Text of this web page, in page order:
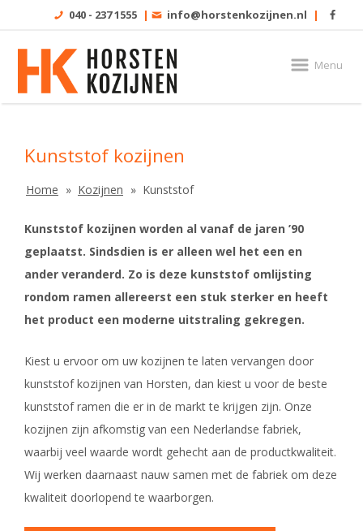
040 - 237 1555 | info@horstenkozijnen.nl |
Menu
Kunststof kozijnen
Home Kozijnen Kunststof
Kunststof kozijnen worden al vanaf de jaren ’90
geplaatst. Sindsdien is er alleen wel het een en
ander veranderd. Zo is deze kunststof omlijsting
rondom ramen allereerst een stuk sterker en heeft
het product een moderne uitstraling gekregen.
Kiest u ervoor om uw kozijnen te laten vervangen door
kunststof kozijnen van Horsten, dan kiest u voor de beste
kunststof ramen die er in de markt te krijgen zijn. Onze
kozijnen zijn afkomstig van een Nederlandse fabriek,
waarbij veel waarde wordt gehecht aan de productkwaliteit.
Wij werken daarnaast nauw samen met de fabriek om deze
kwaliteit doorlopend te waarborgen.